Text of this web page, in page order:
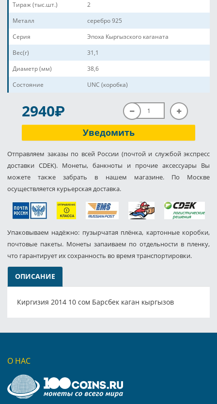
Тираж (тыс.шт.)
2
Металл
серебро 925
Серия
Эпоха Кыргызского каганата
Вес(г)
31,1
Диаметр (мм)
38,6
Состояние
UNC (коробка)
2940P
Уведомить
Отправляем заказы по всей России (почтой и службой экспресс
доставки CDEK). Монеты, банкноты и прочие аксессуары Вы
можете также забрать в нашем магазине. По Москве
осуществляется курьерская доставка.
Упаковываем надёжно: пузырчатая плёнка, картонные коробки,
почтовые пакеты. Монеты запаиваем по отдельности в пленку,
что гарантирует их сохранность во время транспортировки.
ОПИСАНИЕ
Киргизия 2014 10 сом Барсбек каган кыргызов
О НАС